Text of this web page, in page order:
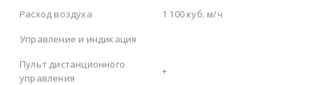
Расход воздуха
1 100 куб. м/ч
Управление и индикация
Пульт дистанционного
управления
+